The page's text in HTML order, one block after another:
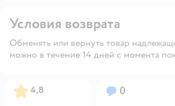
Условия возврата
Обменять или вернуть товар
можно в течение 14 дней с момента
Рейтинг:
4,8 Вопросов:
0